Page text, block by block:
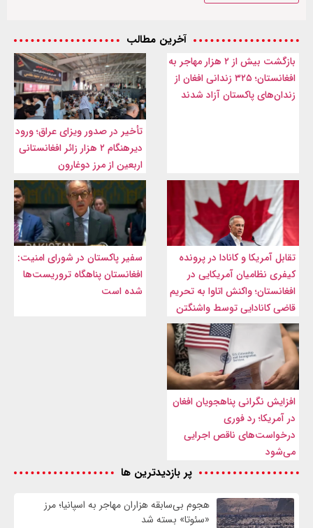
آخرین مطالب
بازگشت بیش از ۲ هزار مهاجر به
افغانستان؛ ۳۲۵ زندانی افغان از
زندان‌های پاکستان آزاد شدند
تأخیر در صدور ویزای عراق؛ ورود
دیرهنگام ۲ هزار زائر افغانستانی
اربعین از مرز دوغارون
تقابل آمریکا و کانادا در پرونده
کیفری نظامیان آمریکایی در
افغانستان؛ واکنش اتاوا به تحریم
قاضی کانادایی توسط واشنگتن
سفیر پاکستان در شورای امنیت:
افغانستان پناهگاه تروریست‌ها
شده است
افزایش نگرانی پناهجویان افغان
در آمریکا؛ رد فوری
درخواست‌های ناقص اجرایی
می‌شود
پر بازدیدترین ها
هجوم بی‌سابقه هزاران مهاجر به اسپانیا؛ مرز
«سئوتا» بسته شد